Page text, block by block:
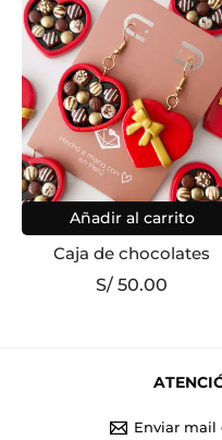
Añadir al carrito
Caja de chocolates
S/ 50.00
Enviar mail